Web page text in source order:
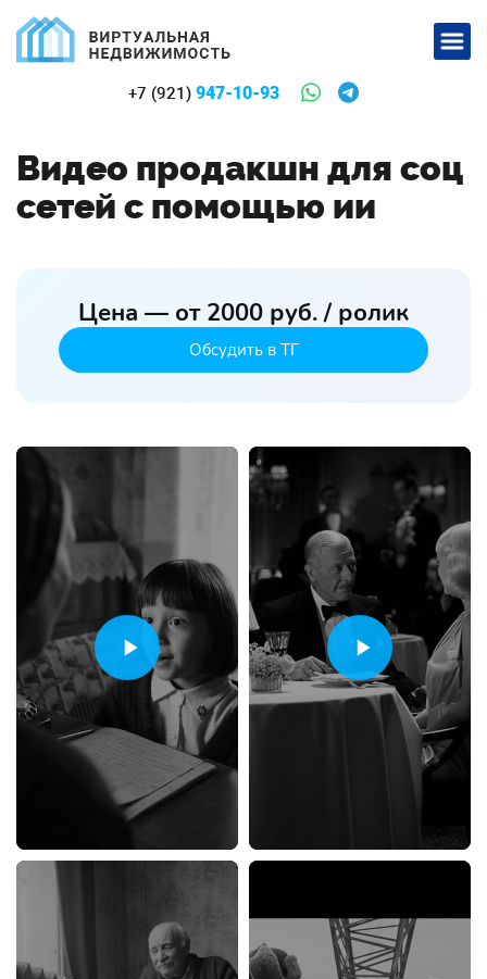
+7 (921) 947-10-93
Видео продакшн для соц
сетей c помощью ии
Цена — от 2000 руб. / ролик
Обсудить в ТГ